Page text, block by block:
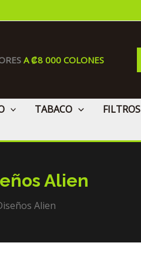
A ₡8 000 COLONES
TABACO FILTROS
Alien
Alien